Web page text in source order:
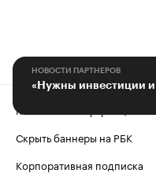
НОВОСТИ ПАРТНЕРОВ
Контактная информация
Скрыть баннеры на РБК
Корпоративная подписка